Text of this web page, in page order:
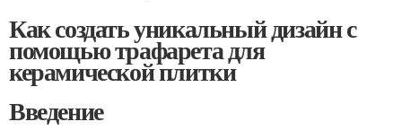
Как создать уникальный дизайн с
помощью трафарета для
керамической плитки
Введение